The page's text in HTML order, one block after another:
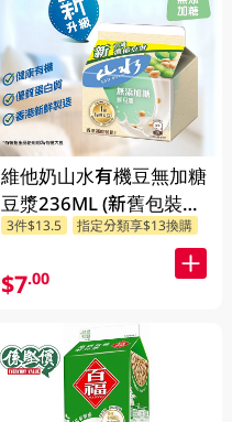
維他奶山水有機豆無加糖
豆漿236ML (新舊包裝隨
機發貨)
3件$13.5 指定分類享$13換購
$7.00